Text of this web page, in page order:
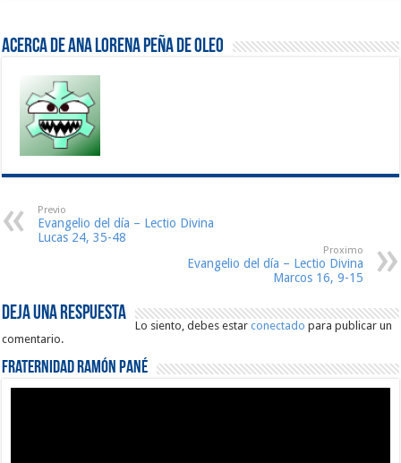
Acerca de Ana Lorena Peña de Oleo
Previo
Evangelio del día – Lectio Divina
Lucas 24, 35-48
Proximo
Evangelio del día – Lectio Divina
Marcos 16, 9-15
Deja una respuesta
Lo siento, debes estarconectado para publicar un
comentario.
Fraternidad Ramón Pané